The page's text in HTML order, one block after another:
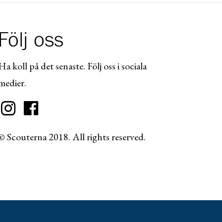
Följ oss
koll på det senaste. Följ oss i sociala
Scouterna 2018. All rights reserved.